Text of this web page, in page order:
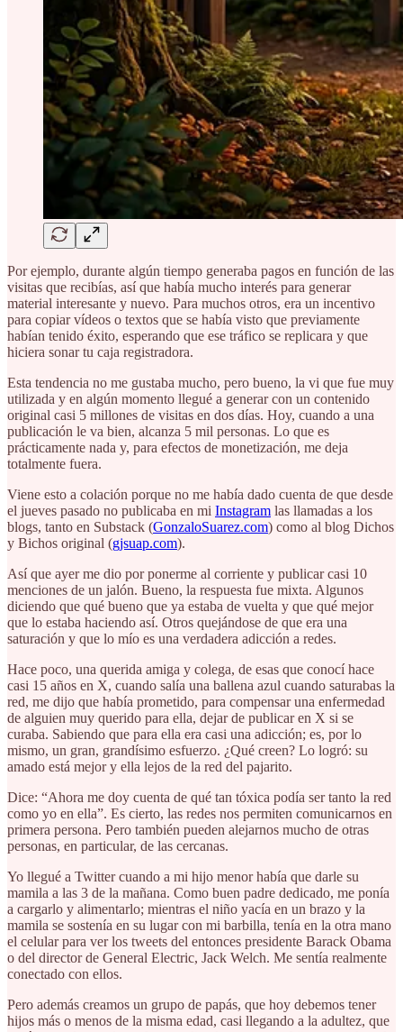
Por ejemplo, durante algún tiempo generaba pagos en función de las
visitas que recibías, así que había mucho interés para generar
material interesante y nuevo. Para muchos otros, era un incentivo
para copiar vídeos o textos que se había visto que previamente
habían tenido éxito, esperando que ese tráfico se replicara y que
hiciera sonar tu caja registradora.
Esta tendencia no me gustaba mucho, pero bueno, la vi que fue muy
utilizada y en algún momento llegué a generar con un contenido
original casi 5 millones de visitas en dos días. Hoy, cuando a una
publicación le va bien, alcanza 5 mil personas. Lo que es
prácticamente nada y, para efectos de monetización, me deja
totalmente fuera.
Viene esto a colación porque no me había dado cuenta de que desde
el jueves pasado no publicaba en mi Instagram las llamadas a los
blogs, tanto en Substack (GonzaloSuarez.com) como al blog Dichos
y Bichos original (gjsuap.com).
Así que ayer me dio por ponerme al corriente y publicar casi 10
menciones de un jalón. Bueno, la respuesta fue mixta. Algunos
diciendo que qué bueno que ya estaba de vuelta y que qué mejor
que lo estaba haciendo así. Otros quejándose de que era una
saturación y que lo mío es una verdadera adicción a redes.
Hace poco, una querida amiga y colega, de esas que conocí hace
casi 15 años en X, cuando salía una ballena azul cuando saturabas la
red, me dijo que había prometido, para compensar una enfermedad
de alguien muy querido para ella, dejar de publicar en X si se
curaba. Sabiendo que para ella era casi una adicción; es, por lo
mismo, un gran, grandísimo esfuerzo. ¿Qué creen? Lo logró: su
amado está mejor y ella lejos de la red del pajarito.
Dice: “Ahora me doy cuenta de qué tan tóxica podía ser tanto la red
como yo en ella”. Es cierto, las redes nos permiten comunicarnos en
primera persona. Pero también pueden alejarnos mucho de otras
personas, en particular, de las cercanas.
Yo llegué a Twitter cuando a mi hijo menor había que darle su
mamila a las 3 de la mañana. Como buen padre dedicado, me ponía
a cargarlo y alimentarlo; mientras el niño yacía en un brazo y la
mamila se sostenía en su lugar con mi barbilla, tenía en la otra mano
el celular para ver los tweets del entonces presidente Barack Obama
o del director de General Electric, Jack Welch. Me sentía realmente
conectado con ellos.
Pero además creamos un grupo de papás, que hoy debemos tener
hijos más o menos de la misma edad, casi llegando a la adultez, que